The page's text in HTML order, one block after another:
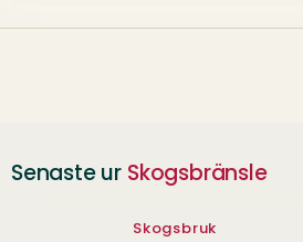
Senaste ur Skogsbränsle
Skogsbruk